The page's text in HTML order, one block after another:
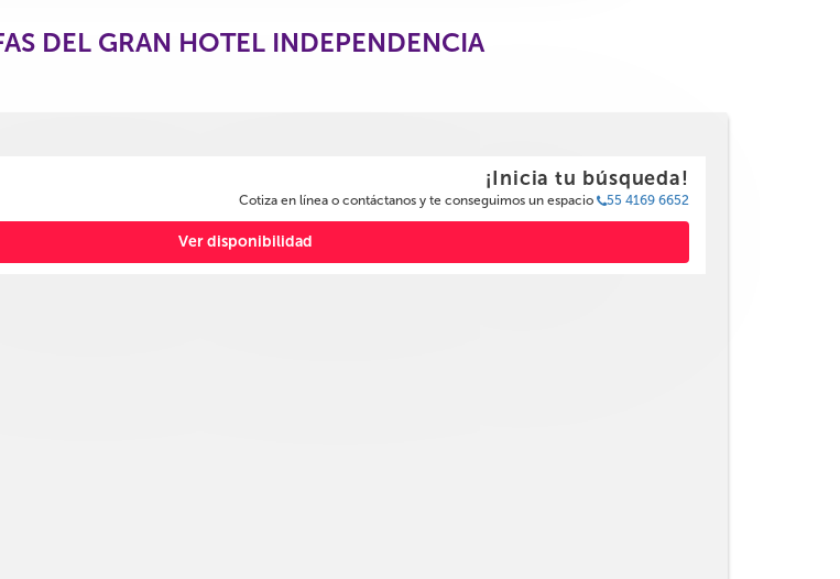
DEL GRAN HOTEL INDEPENDENCIA
¡Inicia tu búsqueda!
Cotiza en línea o contáctanos y te conseguimos un espacio 55 4169 6652
Ver disponibilidad